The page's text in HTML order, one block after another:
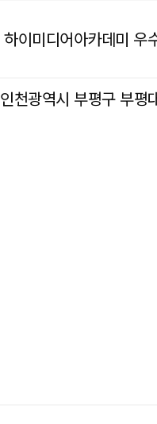
하이미디어아카데미 우
인천광역시 부평구 부평